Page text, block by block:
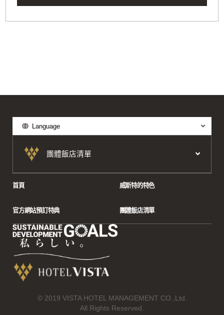
Language
團體飯店清單
首頁 威斯特的特色
官方網站預訂特典 團體飯店清單
© 2019 VISTA HOTEL MANAGEMENT CO.,Ltd.
All Rights Reserved.